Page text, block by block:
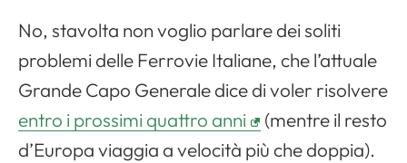
No, stavolta non voglio parlare dei soliti
problemi delle Ferrovie Italiane, che l’attuale
Grande Capo Generale dice di voler risolvere
entro i prossimi quattro anni
(mentre il resto
d’Europa viaggia a velocità più che doppia).